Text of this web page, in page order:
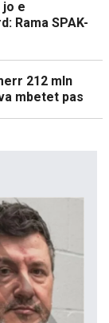
jo e
Rama SPAK-
212 mln
mbetet pas